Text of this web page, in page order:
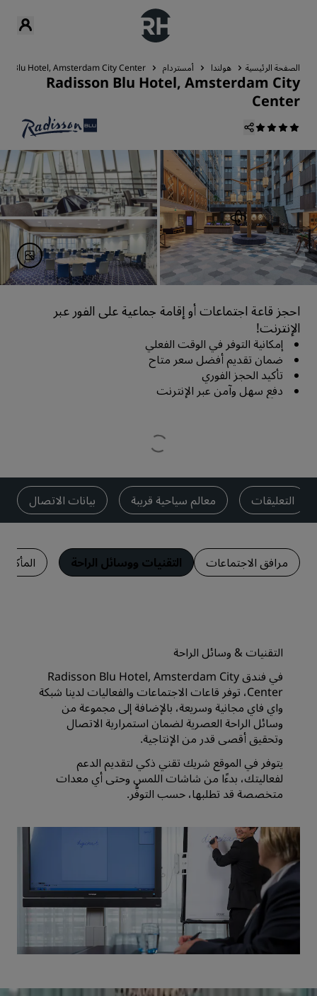
الصفحة الرئيسية هولندا أمستردام Blu Hotel, Amsterdam City Center
Radisson Blu Hotel, Amsterdam City
Center
احجز قاعة اجتماعات أو إقامة جماعية على الفور عبر
الإنترنت!
إمكانية التوفر في الوقت الفعلي
ضمان تقديم أفضل سعر متاح
تأكيد الحجز الفوري
دفع سهل وآمن عبر الإنترنت
التعليقات معالم سياحية قريبة بيانات الاتصال
مرافق الاجتماعات التقنيات ووسائل الراحة
التقنيات & وسائل الراحة
في فندق Radisson Blu Hotel, Amsterdam City
Center، توفر قاعات الاجتماعات والفعاليات لدينا شبكة
واي فاي مجانية وسريعة، بالإضافة إلى مجموعة من
وسائل الراحة العصرية لضمان استمرارية الاتصال
وتحقيق أقصى قدر من الإنتاجية.
يتوفر في الموقع شريك تقني ذكي لتقديم الدعم
لفعاليتك، بدءًا من شاشات اللمس وحتى أي معدات
متخصصة قد تطلبها، حسب التوفُّر.